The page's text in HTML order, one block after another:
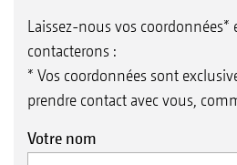
Laissez-nous vos coordonnées*
contacterons :
* Vos coordonnées sont
prendre contact avec vous,
Votre nom